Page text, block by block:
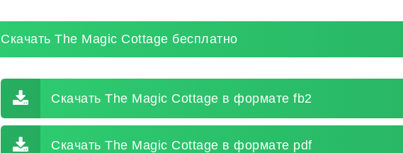
Скачать The Magic Cottage бесплатно
Скачать The Magic Cottage в формате fb2
Скачать The Magic Cottage в формате pdf